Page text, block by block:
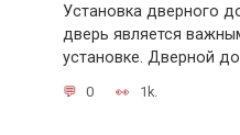
Установка дверного
дверь является
установке. Дверной
0 1k.